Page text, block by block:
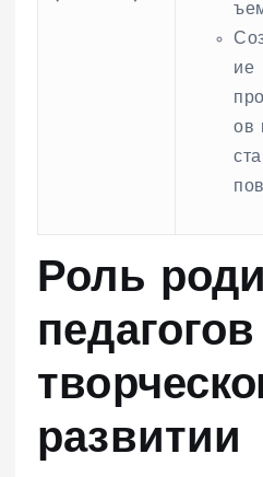
ие
ов
пов
Роль
развитии